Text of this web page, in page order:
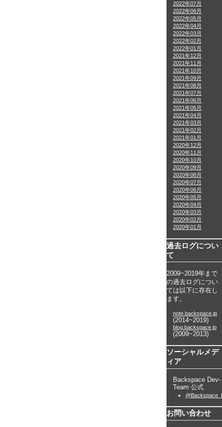
2022年07月
2022年06月
2022年05月
2022年04月
2022年03月
2022年02月
2022年01月
2021年12月
2021年11月
2021年10月
2021年09月
2021年08月
2021年07月
2021年06月
2021年05月
2021年04月
2021年03月
2021年02月
2021年01月
2020年12月
2020年11月
2020年10月
2020年09月
2020年08月
2020年07月
2020年06月
2020年05月
2020年04月
2020年03月
2020年02月
2020年01月
過去ログについ
て
2009~2019年まで
の過去ログについ
ては以下に存在し
ます。
note.backspace.jp
(2014~2019)
blog.backspace.jp
(2009~2013)
ソーシャルメデ
ィア
Backspace Dev-
Team 公式
お問い合わせ